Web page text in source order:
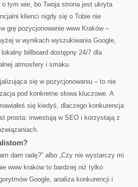
tym wie, bo Twoja strona jest ukryta
klienci nigdy się o Tobie nie
grę pozycjonowanie www Kraków –
w wynikach wyszukiwania Google,
billboard dostępny 24/7 dla
atmosfery i smaku.
się w pozycjonowaniu – to nie
pod konkretne słowa kluczowe. A
się kiedyś, dlaczego konkurencja
prosta: inwestują w SEO i korzystają z
dam radę?” albo „Czy nie wystarczy mi
www kraków to bardziej niż tylko
Google, analiza konkurencji i